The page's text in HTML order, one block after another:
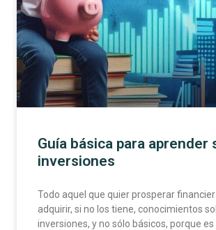
Guía básica para aprender
inversiones
Todo aquel que quier prosperar
adquirir, si no los tiene, conocimientos
inversiones, y no sólo básicos, porque es